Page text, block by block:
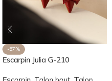
-57%
Escarpin Julia G-210